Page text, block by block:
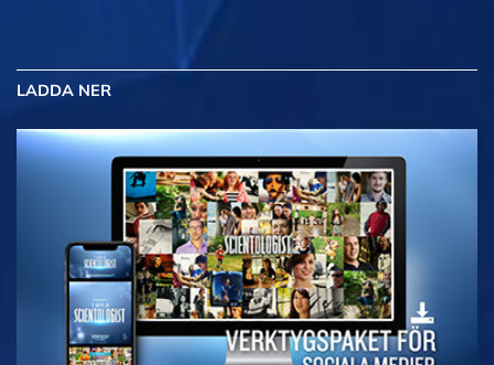
LADDA NER